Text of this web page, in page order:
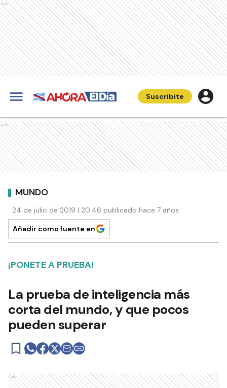
Ads
Suscribite
Ads
MUNDO
24 de julio de 2019 | 20:46 publicado hace 7 años
Añadir como fuente en
¡PONETE A PRUEBA!
La prueba de inteligencia más
corta del mundo, y que pocos
pueden superar
Ads